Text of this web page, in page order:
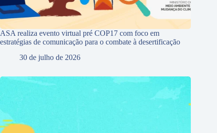
ASA realiza evento virtual pré COP17 com foco em
estratégias de comunicação para o combate à desertificação
30 de julho de 2026